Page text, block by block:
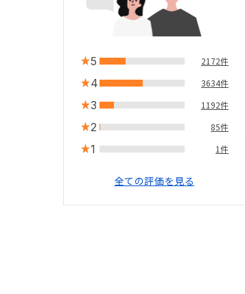
5 2172件
4 3634件
3 1192件
2 85件
1 1件
全ての評価を見る